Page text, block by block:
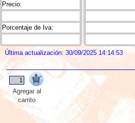
Precio:
Porcentaje de Iva:
Última actualización: 30/09/2025 14:14:53
Agregar al
carrito